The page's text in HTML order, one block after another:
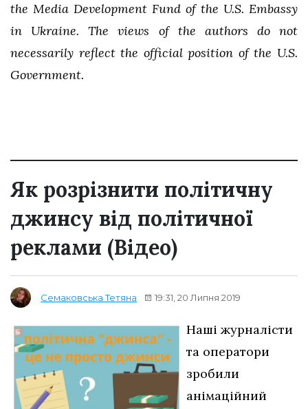
the Media Development Fund of the U.S. Embassy
in Ukraine. The views of the authors do not
necessarily reflect the official position of the U.S.
Government.
Як розрізнити політичну
джинсу від політичної
реклами (Відео)
Семаковська Тетяна 19:31, 20 Липня 2019
Наші журналісти
та оператори
зробили
анімаційний